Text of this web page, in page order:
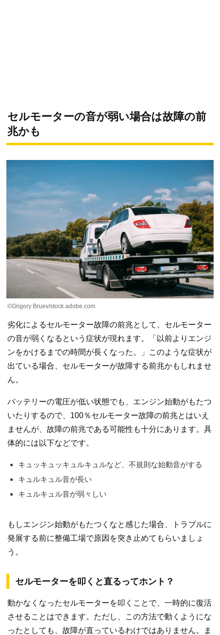
セルモーターの音が弱い場合は故障の前
兆かも
©Grigory Bruev/stock.adobe.com
劣化によるセルモーター故障の前兆として、セルモーター
の音が弱くなるという症状が現れます。「以前よりエンジ
ンをかけるまでの時間が長くなった。」このような症状が
出ている場合、セルモーターが故障する前兆かもしれませ
ん。
バッテリーの電圧が低い状態でも、エンジン始動がもたつ
いたりするので、100％セルモーター故障の前兆とはいえ
ませんが、故障の前兆である可能性も十分にあります。具
体的には以下などです。
キュッキュッキュルキュルなど、不規則な始動音がする
キュルキュル音が長い
キュルキュル音が弱々しい
もしエンジン始動がもたつくなと感じた場合、トラブルに
発展する前に整備工場で原因を突き止めてもらいましょ
う。
セルモーターを叩くと直るってホント？
動かなくなったセルモーターを叩くことで、一時的に復活
させることはできます。ただし、この方法で動くようにな
ったとしても、故障が直っているわけではありません。ま